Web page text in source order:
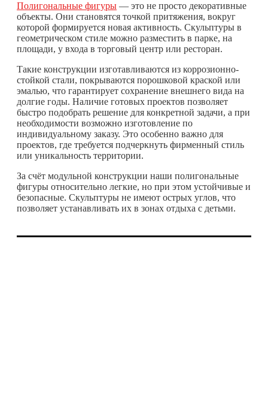
Полигональные фигуры — это не просто декоративные
объекты. Они становятся точкой притяжения, вокруг
которой формируется новая активность. Скульптуры в
геометрическом стиле можно разместить в парке, на
площади, у входа в торговый центр или ресторан.
Такие конструкции изготавливаются из коррозионно-
стойкой стали, покрываются порошковой краской или
эмалью, что гарантирует сохранение внешнего вида на
долгие годы. Наличие готовых проектов позволяет
быстро подобрать решение для конкретной задачи, а при
необходимости возможно изготовление по
индивидуальному заказу. Это особенно важно для
проектов, где требуется подчеркнуть фирменный стиль
или уникальность территории.
За счёт модульной конструкции наши полигональные
фигуры относительно легкие, но при этом устойчивые и
безопасные. Скульптуры не имеют острых углов, что
позволяет устанавливать их в зонах отдыха с детьми.